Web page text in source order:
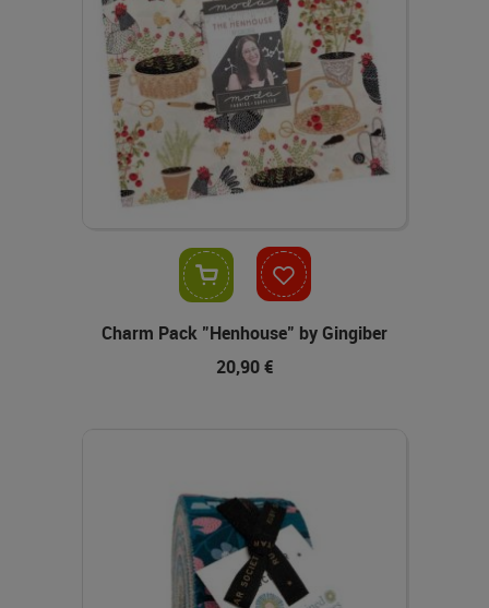
Charm Pack "Henhouse" by Gingiber
20,90 €